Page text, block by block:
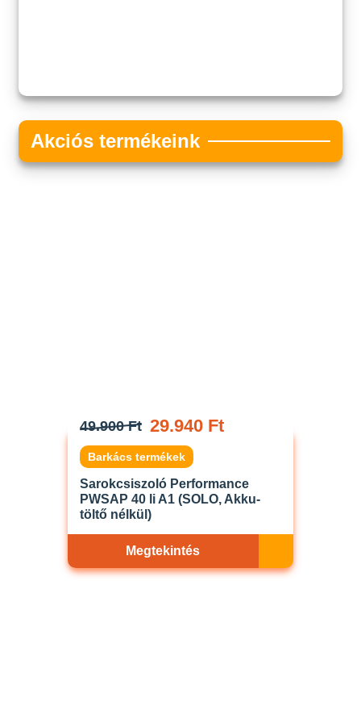
Akciós termékeink
49.900 Ft 29.940 Ft
Barkács termékek
Sarokcsiszoló Performance
PWSAP 40 li A1 (SOLO, Akku-
töltő nélkül)
Megtekintés